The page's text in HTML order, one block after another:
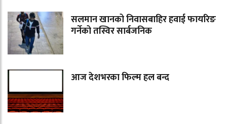
सलमान खानको निवासबाहिर हवाई फायरिङ
गर्नेको तस्विर सार्बजनिक
आज देशभरका फिल्म हल बन्द